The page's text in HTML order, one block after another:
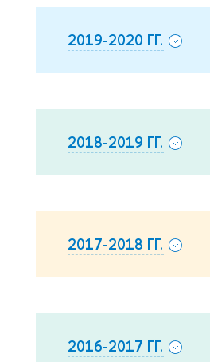
2019-2020 ГГ.
2018-2019 ГГ.
2017-2018 ГГ.
2016-2017 ГГ.